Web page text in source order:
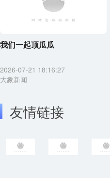
我们一起顶瓜瓜
2026-07-21 18:16:27
大象新闻
友情链接